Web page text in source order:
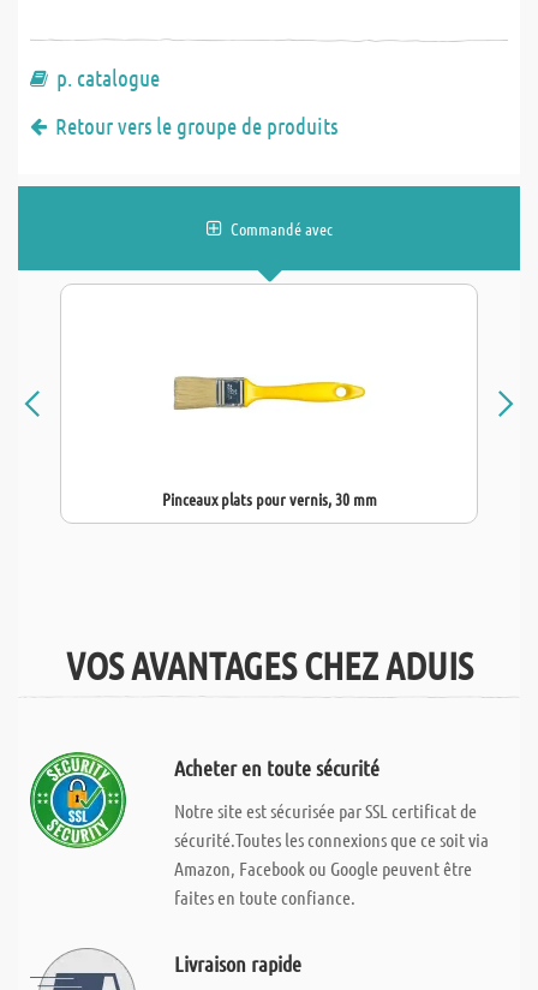
p. catalogue
Retour vers le groupe de produits
Commandé avec
Pinceaux plats pour vernis, 30 mm
VOS AVANTAGES CHEZ ADUIS
Acheter en toute sécurité
Notre site est sécurisée par SSL certificat de
sécurité.Toutes les connexions que ce soit via
Amazon, Facebook ou Google peuvent être
faites en toute confiance.
Livraison rapide